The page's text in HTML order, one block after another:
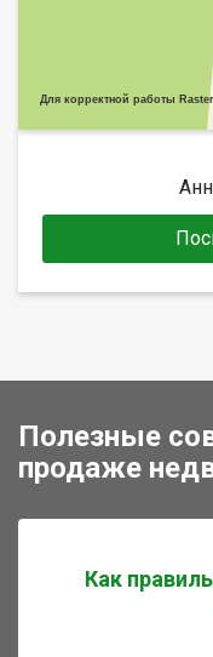
Для корректной работы
Полезные
продаже
Как